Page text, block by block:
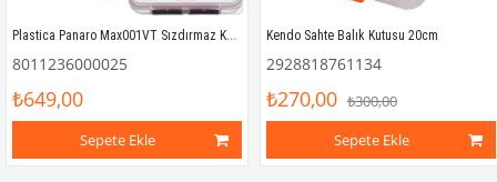
Plastica Panaro Max001VT Sızdırmaz Kutu 175X115X47mm.
8011236000025
₺649,00
Sepete Ekle
Kendo Sahte Balık Kutusu 20cm
2928818761134
₺270,00 ₺300,00
Sepete Ekle